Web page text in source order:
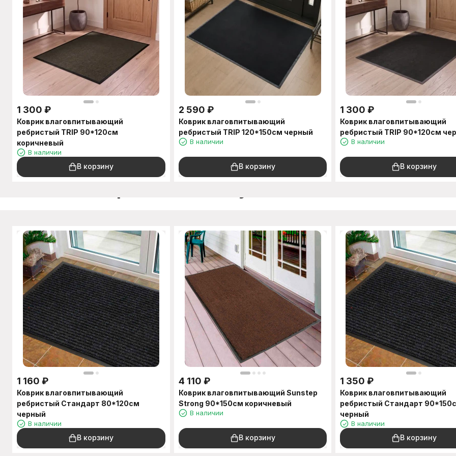
1 300 ₽
Коврик влаговпитывающий
ребристый TRIP 90*120см
коричневый
В наличии
В корзину
2 590 ₽
Коврик влаговпитывающий
ребристый TRIP 120*150см черный
В наличии
В корзину
1 300 ₽
Коврик влаговпитывающий
ребристый TRIP 90*120см
В наличии
В корзину
1 160 ₽
Коврик влаговпитывающий
ребристый Стандарт 80*120см
черный
В наличии
В корзину
4 110 ₽
Коврик влаговпитывающий Sunstep
Strong 90*150cм коричневый
В наличии
В корзину
1 350 ₽
Коврик влаговпитывающий
ребристый Стандарт
черный
В наличии
В корзину